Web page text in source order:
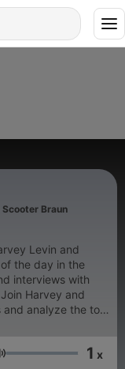
Braun
Levin and
the day in the
interviews with
Harvey and
analyze the top
Staffers.
Volumen 1 x